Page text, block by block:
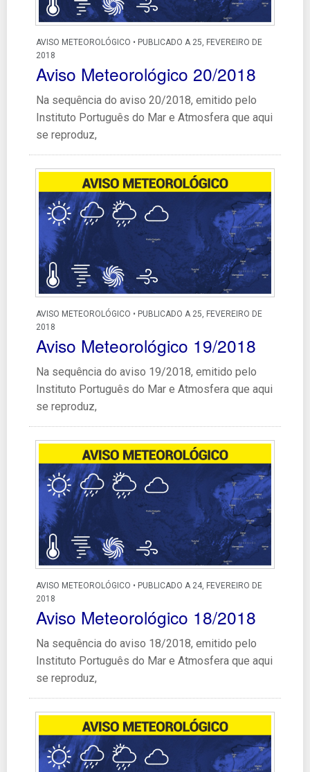
AVISO METEOROLÓGICO • PUBLICADO A 25, FEVEREIRO DE
2018
Aviso Meteorológico 20/2018
Na sequência do aviso 20/2018, emitido pelo
Instituto Português do Mar e Atmosfera que aqui
se reproduz,
AVISO METEOROLÓGICO • PUBLICADO A 25, FEVEREIRO DE
2018
Aviso Meteorológico 19/2018
Na sequência do aviso 19/2018, emitido pelo
Instituto Português do Mar e Atmosfera que aqui
se reproduz,
AVISO METEOROLÓGICO • PUBLICADO A 24, FEVEREIRO DE
2018
Aviso Meteorológico 18/2018
Na sequência do aviso 18/2018, emitido pelo
Instituto Português do Mar e Atmosfera que aqui
se reproduz,